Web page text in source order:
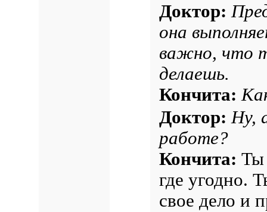
Доктор:
она
важно, что
делаешь.
Кончита:
Доктор: Ну,
работе?
Кончита: Ты
где угодно.
свое дело и